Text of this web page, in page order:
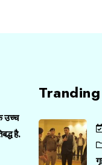
उच्च
है.